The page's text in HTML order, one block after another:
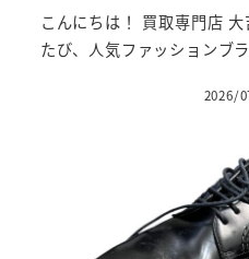
こんにちは！ 買取専門店
たび、人気ファッションブ
2026/